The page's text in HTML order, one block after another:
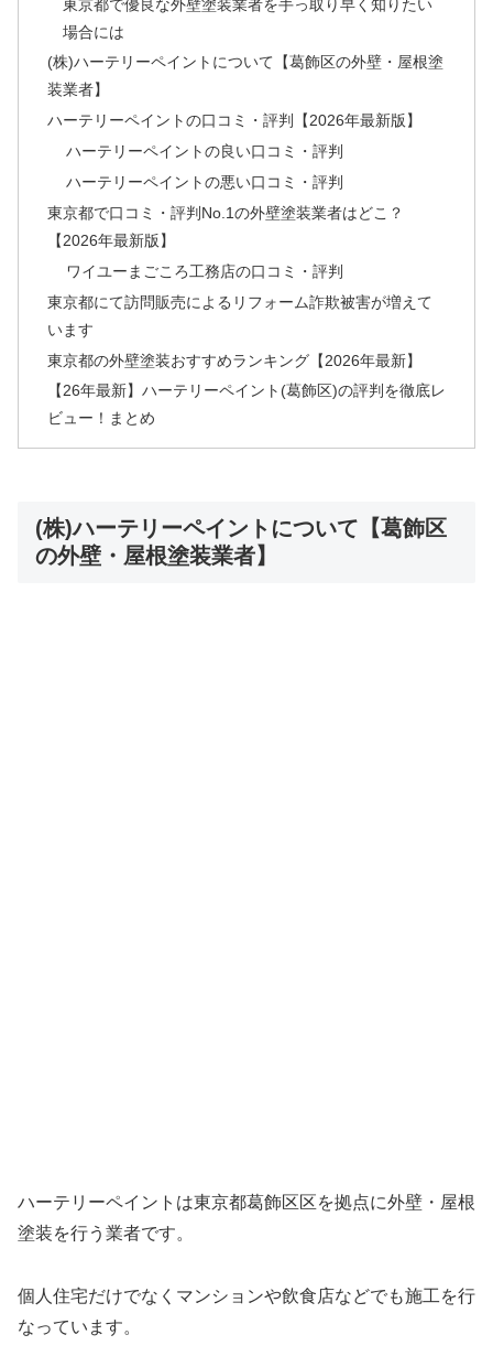
東京都で優良な外壁塗装業者を手っ取り早く知りたい
場合には
(株)ハーテリーペイントについて【葛飾区の外壁・屋根塗
装業者】
ハーテリーペイントの口コミ・評判【2026年最新版】
ハーテリーペイントの良い口コミ・評判
ハーテリーペイントの悪い口コミ・評判
東京都で口コミ・評判No.1の外壁塗装業者はどこ？
【2026年最新版】
ワイユーまごころ工務店の口コミ・評判
東京都にて訪問販売によるリフォーム詐欺被害が増えて
います
東京都の外壁塗装おすすめランキング【2026年最新】
【26年最新】ハーテリーペイント(葛飾区)の評判を徹底レ
ビュー！まとめ
(株)ハーテリーペイントについて【葛飾区
の外壁・屋根塗装業者】
ハーテリーペイントは東京都葛飾区区を拠点に外壁・屋根
塗装を行う業者です。
個人住宅だけでなくマンションや飲食店などでも施工を行
なっています。